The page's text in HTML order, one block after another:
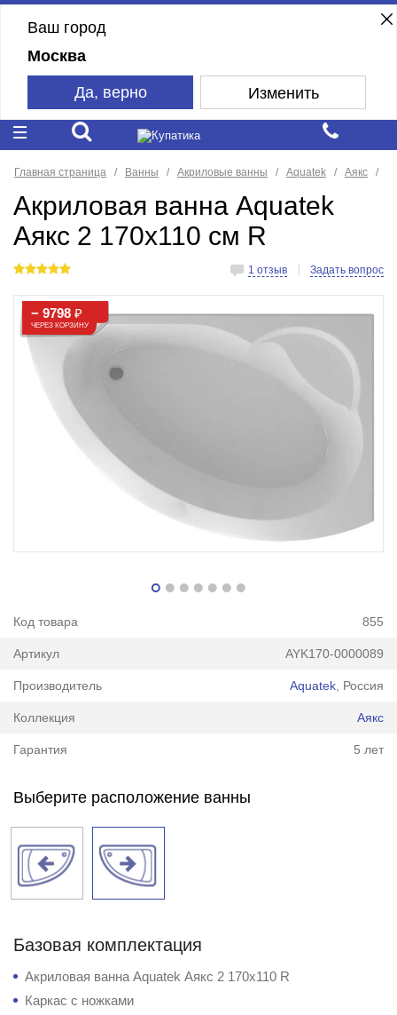
Ваш город
Москва
Да, верно Изменить
Главная страница Ванны Акриловые ванны Aquatek Аякс
Акриловая ванна Aquatek
Аякс 2 170х110 см R
1 отзыв Задать вопрос
− 9798₽
ЧЕРЕЗ КОРЗИНУ
Код товара 855
Артикул AYK170-0000089
Производитель Aquatek , Россия
Коллекция Аякс
Гарантия 5 лет
Выберите расположение ванны
Базовая комплектация
Акриловая ванна Aquatek Аякс 2 170х110 R
Каркас с ножками